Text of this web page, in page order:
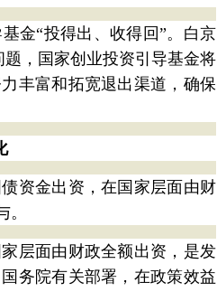
金“投得出、收得回”。白京
，国家创业投资引导基金将
丰富和拓宽退出渠道，确保
资金出资，在国家层面由财
层面由财政全额出资，是发
务院有关部署，在政策效益